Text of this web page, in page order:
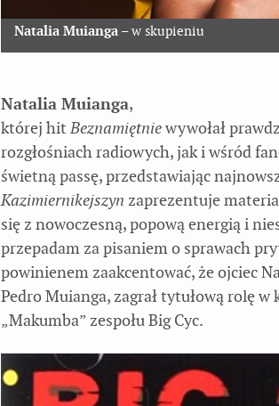
Natalia Muianga – w skupieniu
Natalia Muianga,
której hitBeznamiętniewywołał
rozgłośniach radiowych, jak i wśród
świetną passę, przedstawiając
Kazimiernikejszyn zaprezentuje
się z nowoczesną, popową energią i
przepadam za pisaniem o sprawach
powinienem zaakcentować, że ojciec
Pedro Muianga, zagrał tytułową rolę
„Makumba” zespołu Big Cyc.